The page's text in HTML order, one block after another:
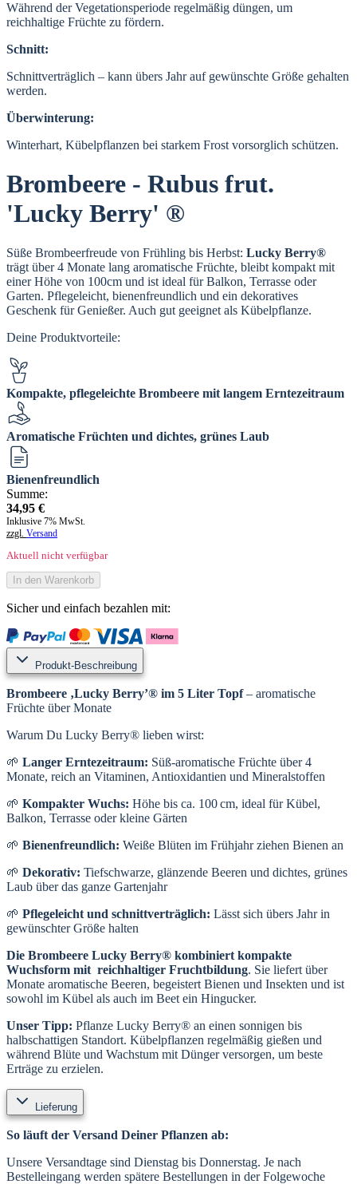
Während der Vegetationsperiode regelmäßig düngen, um
reichhaltige Früchte zu fördern.
Schnitt:
Schnittverträglich – kann übers Jahr auf gewünschte Größe gehalten
werden.
Überwinterung:
Winterhart, Kübelpflanzen bei starkem Frost vorsorglich schützen.
Brombeere - Rubus frut.
'Lucky Berry' ®
Süße Brombeerfreude von Frühling bis Herbst: Lucky Berry®
trägt über 4 Monate lang aromatische Früchte, bleibt kompakt mit
einer Höhe von 100cm und ist ideal für Balkon, Terrasse oder
Garten. Pflegeleicht, bienenfreundlich und ein dekoratives
Geschenk für Genießer. Auch gut geeignet als Kübelpflanze.
Deine Produktvorteile:
Kompakte, pflegeleichte Brombeere mit langem Erntezeitraum
Aromatische Früchten und dichtes, grünes Laub
Bienenfreundlich
Summe:
34,95 €
Inklusive 7% MwSt.
zzgl. Versand
Aktuell nicht verfügbar
In den Warenkorb
Sicher und einfach bezahlen mit:
Produkt-Beschreibung
Brombeere ‚Lucky Berry’® im 5 Liter Topf– aromatische
Früchte über Monate
Warum Du Lucky Berry® lieben wirst:
🌱 Langer Erntezeitraum: Süß-aromatische Früchte über 4
Monate, reich an Vitaminen, Antioxidantien und Mineralstoffen
🌱 Kompakter Wuchs: Höhe bis ca. 100 cm, ideal für Kübel,
Balkon, Terrasse oder kleine Gärten
🌱 Bienenfreundlich: Weiße Blüten im Frühjahr ziehen Bienen an
🌱 Dekorativ: Tiefschwarze, glänzende Beeren und dichtes, grünes
Laub über das ganze Gartenjahr
🌱 Pflegeleicht und schnittverträglich: Lässt sich übers Jahr in
gewünschter Größe halten
Die Brombeere Lucky Berry® kombiniert kompakte
Wuchsform mit reichhaltiger Fruchtbildung. Sie liefert über
Monate aromatische Beeren, begeistert Bienen und Insekten und ist
sowohl im Kübel als auch im Beet ein Hingucker.
Unser Tipp: Pflanze Lucky Berry® an einen sonnigen bis
halbschattigen Standort. Kübelpflanzen regelmäßig gießen und
während Blüte und Wachstum mit Dünger versorgen, um beste
Erträge zu erzielen.
Lieferung
So läuft der Versand Deiner Pflanzen ab:
Unsere Versandtage sind Dienstag bis Donnerstag. Je nach
Bestelleingang werden spätere Bestellungen in der Folgewoche